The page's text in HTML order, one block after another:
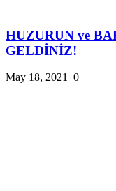
HUZURUN ve
GELDİNİZ!
May 18, 2021 0